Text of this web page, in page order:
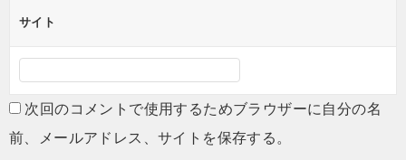
サイト
次回のコメントで使用するためブラウザーに自分の名
前、メールアドレス、サイトを保存する。